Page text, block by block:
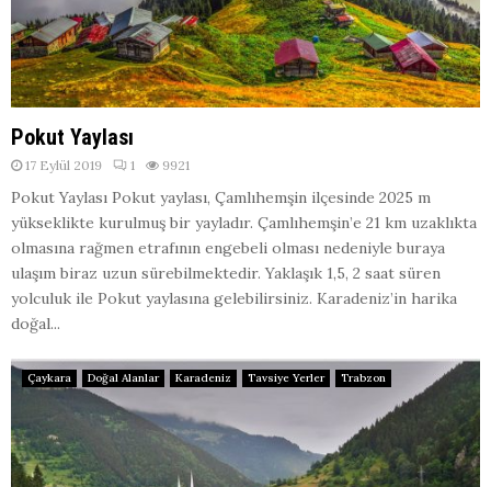
Pokut Yaylası
17 Eylül 2019 1 9921
Pokut Yaylası Pokut yaylası, Çamlıhemşin ilçesinde 2025 m
yükseklikte kurulmuş bir yayladır. Çamlıhemşin’e 21 km uzaklıkta
olmasına rağmen etrafının engebeli olması nedeniyle buraya
ulaşım biraz uzun sürebilmektedir. Yaklaşık 1,5, 2 saat süren
yolculuk ile Pokut yaylasına gelebilirsiniz. Karadeniz’in harika
doğal...
Çaykara Doğal Alanlar Karadeniz Tavsiye Yerler Trabzon